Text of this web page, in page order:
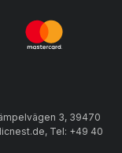
3, 39470
Tel: +49 40